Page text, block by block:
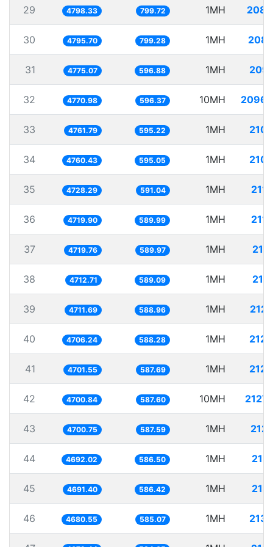
29 4798.33 799.72 1MH
30 4795.70 799.28 1MH
31 4775.07 596.88 1MH
32 4770.98 596.37 10MH
33 4761.79 595.22 1MH
34 4760.43 595.05 1MH
35 4728.29 591.04 1MH
36 4719.90 589.99 1MH
37 4719.76 589.97 1MH
38 4712.71 589.09 1MH
39 4711.69 588.96 1MH
40 4706.24 588.28 1MH
41 4701.55 587.69 1MH
42 4700.84 587.60 10MH
43 4700.75 587.59 1MH
44 4692.02 586.50 1MH
45 4691.40 586.42 1MH
46 4680.55 585.07 1MH